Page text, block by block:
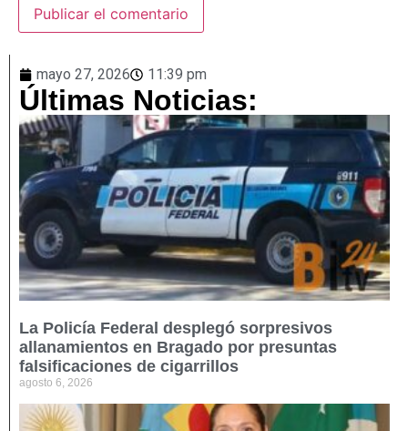
mayo 27, 2026 11:39 pm
Últimas Noticias:
La Policía Federal desplegó sorpresivos
allanamientos en Bragado por presuntas
falsificaciones de cigarrillos
agosto 6, 2026